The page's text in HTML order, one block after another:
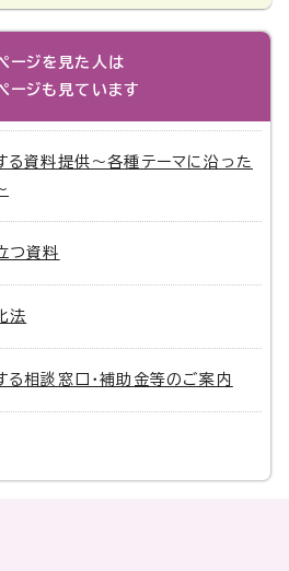
ージを見た人は
ージも見ています
る資料提供～各種テーマに沿った
つ資料
法
る相談窓口・補助金等のご案内